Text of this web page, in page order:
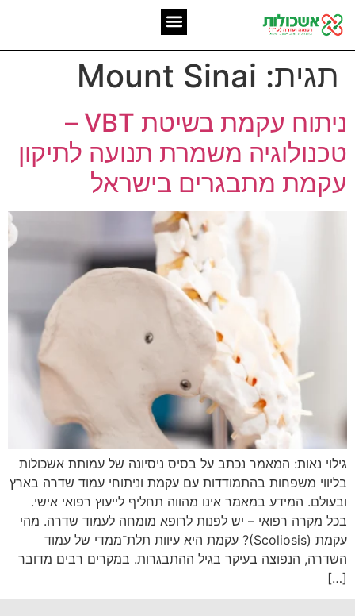
תגית: Mount Sinai
ניתוח עקמת בשיטת VBT –
טכנולוגיה משמרת תנועה לתיקון
עקמת מתבגרים בישראל
גילוי נאות: המאמר נכתב על בסיס ניסיונה של עמותת אשכולות
בליווי משפחות בהתמודדות עם עקמת וניתוחי עמוד שדרה בארץ
ובעולם. המידע במאמר אינו מהווה תחליף לייעוץ רפואי אישי.
בכל מקרה רפואי – יש לפנות לרופא מומחה לעמוד שדרה. מהי
עקמת (Scoliosis)? עקמת היא עיוות תלת־ממדי של עמוד
השדרה, הנפוצה בעיקר בגיל ההתבגרות. במקרים רבים מדובר
[…]